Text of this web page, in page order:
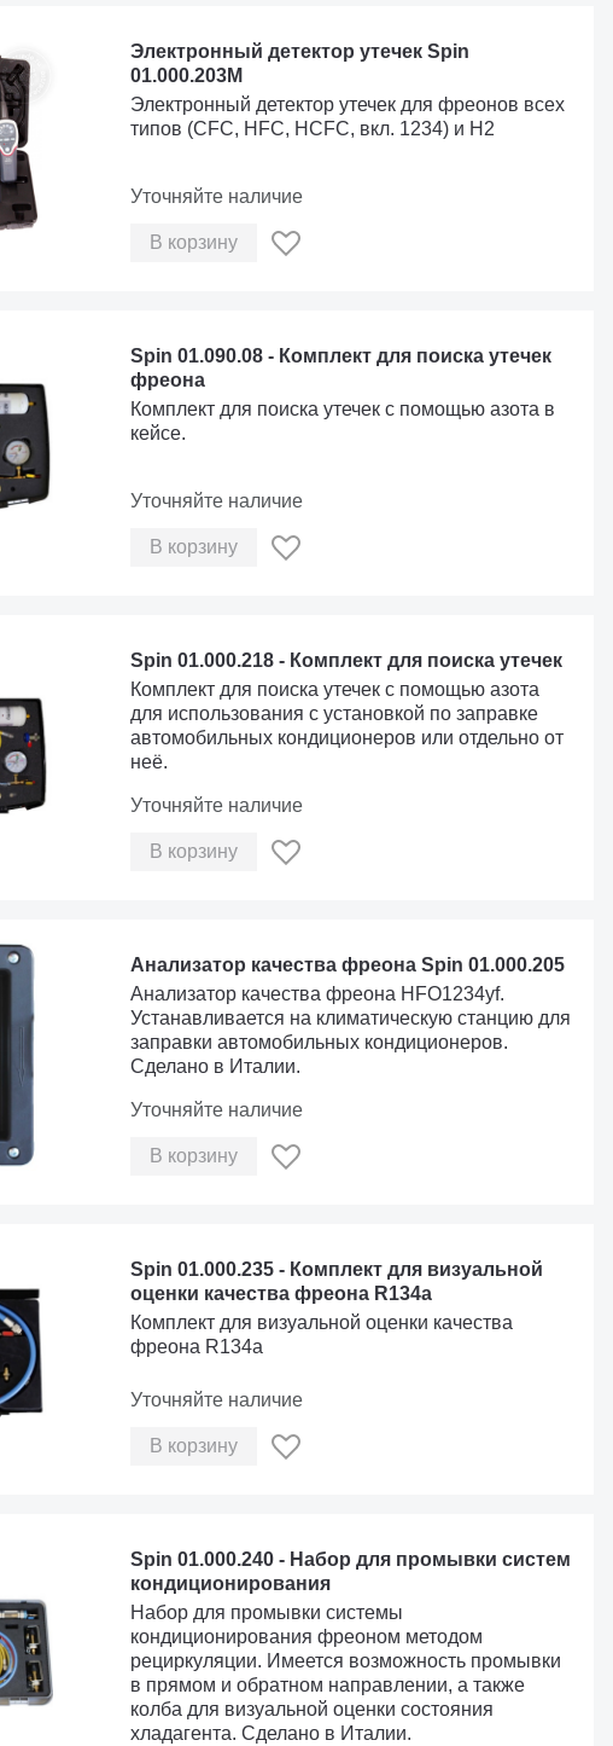
Электронный детектор утечек Spin
01.000.203M
Электронный детектор утечек для фреонов всех
типов (CFC, HFC, HCFC, вкл. 1234) и H2
Уточняйте наличие
В корзину
Spin 01.090.08 - Комплект для поиска утечек
фреона
Комплект для поиска утечек с помощью азота в
кейсе.
Уточняйте наличие
В корзину
Spin 01.000.218 - Комплект для поиска утечек
Комплект для поиска утечек с помощью азота
для использования с установкой по заправке
автомобильных кондиционеров или отдельно от
неё.
Уточняйте наличие
В корзину
Анализатор качества фреона Spin 01.000.205
Анализатор качества фреона HFO1234yf.
Устанавливается на климатическую станцию для
заправки автомобильных кондиционеров.
Сделано в Италии.
Уточняйте наличие
В корзину
Spin 01.000.235 - Комплект для визуальной
оценки качества фреона R134a
Комплект для визуальной оценки качества
фреона R134a
Уточняйте наличие
В корзину
Spin 01.000.240 - Набор для промывки систем
кондиционирования
Набор для промывки системы
кондиционирования фреоном методом
рециркуляции. Имеется возможность промывки
в прямом и обратном направлении, а также
колба для визуальной оценки состояния
хладагента. Сделано в Италии.